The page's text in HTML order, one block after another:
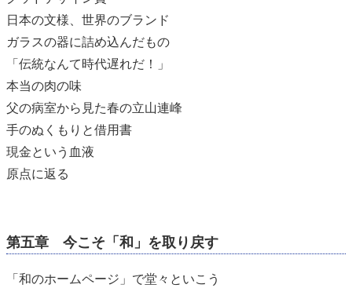
日本の文様、世界のブランド
ガラスの器に詰め込んだもの
「伝統なんて時代遅れだ！」
本当の肉の味
父の病室から見た春の立山連峰
手のぬくもりと借用書
現金という血液
原点に返る
第五章 今こそ「和」を取り戻す
「和のホームページ」で堂々といこう